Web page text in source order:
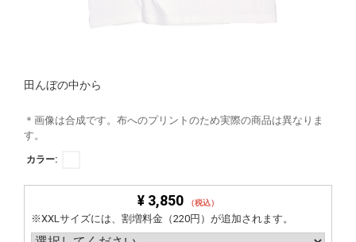
田んぼの中から
＊画像は合成です。布へのプリントのため実際の商品は異なりま
す。
カラー:
¥ 3,850 （税込）
※XXLサイズには、割増料金（220円）が追加されます。